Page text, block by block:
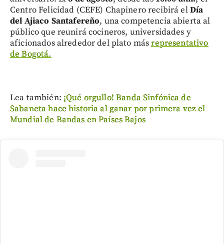
Centro Felicidad (CEFE) Chapinero recibirá elDía
del Ajiaco Santafereño, una competencia abierta al
público que reunirá cocineros, universidades y
aficionados alrededor del plato másrepresentativo
de Bogotá.
Lea también: ¡Qué orgullo! Banda Sinfónica de
Sabaneta hace historia al ganar por primera vez el
Mundial de Bandas en Países Bajos